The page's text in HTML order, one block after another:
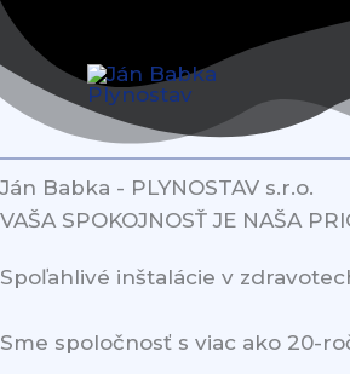
Preskočiť
obsah
Ján Babka - PLYNOSTAV s.r.o.
VAŠA SPOKOJNOSŤ JE NAŠA
Spoľahlivé inštalácie v
Sme spoločnosť s viac ako 20-